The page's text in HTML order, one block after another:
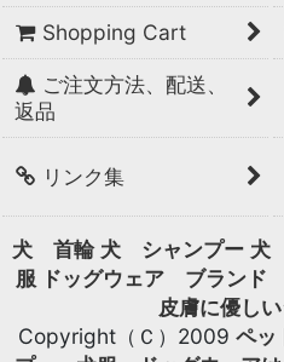
Shopping Cart
ご注文方法、配送、
返品
リンク集
犬 首輪 犬 シャンプー 犬
服 ドッグウェア ブランド
皮膚に優し
Copyright（Ｃ）2009 ペッ